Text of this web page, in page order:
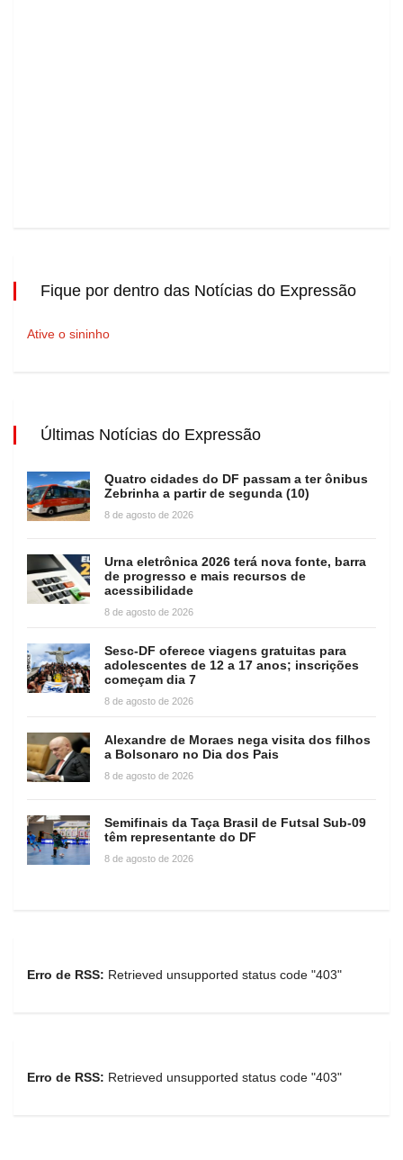
Fique por dentro das Notícias do Expressão
Ative o sininho
Últimas Notícias do Expressão
Quatro cidades do DF passam a ter ônibus
Zebrinha a partir de segunda (10)
8 de agosto de 2026
Urna eletrônica 2026 terá nova fonte, barra
de progresso e mais recursos de
acessibilidade
8 de agosto de 2026
Sesc-DF oferece viagens gratuitas para
adolescentes de 12 a 17 anos; inscrições
começam dia 7
8 de agosto de 2026
Alexandre de Moraes nega visita dos filhos
a Bolsonaro no Dia dos Pais
8 de agosto de 2026
Semifinais da Taça Brasil de Futsal Sub-09
têm representante do DF
8 de agosto de 2026
Erro de RSS: Retrieved unsupported status code "403"
Erro de RSS: Retrieved unsupported status code "403"